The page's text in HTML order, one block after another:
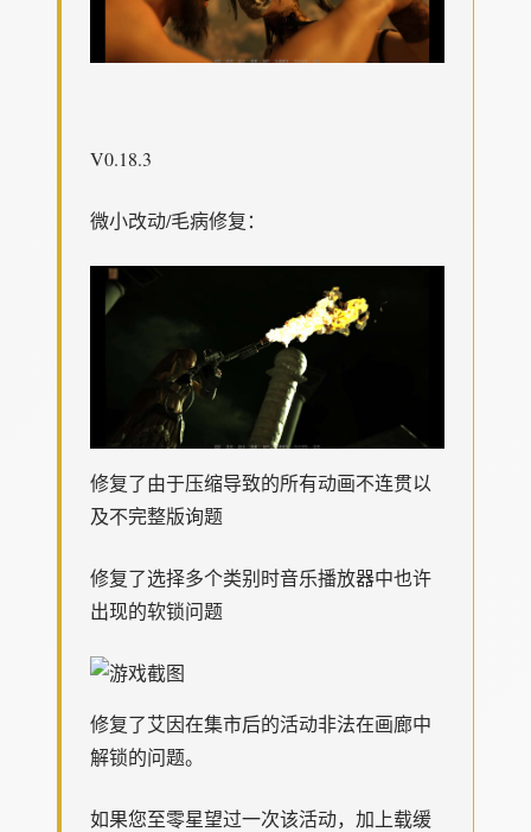
V0.18.3
微小改动/毛病修复：
修复了由于压缩导致的所有动画不连贯以
及不完整版询题
修复了选择多个类别时音乐播放器中也许
出现的软锁问题
修复了艾因在集市后的活动非法在画廊中
解锁的问题。
如果您至零星望过一次该活动，加上载缓